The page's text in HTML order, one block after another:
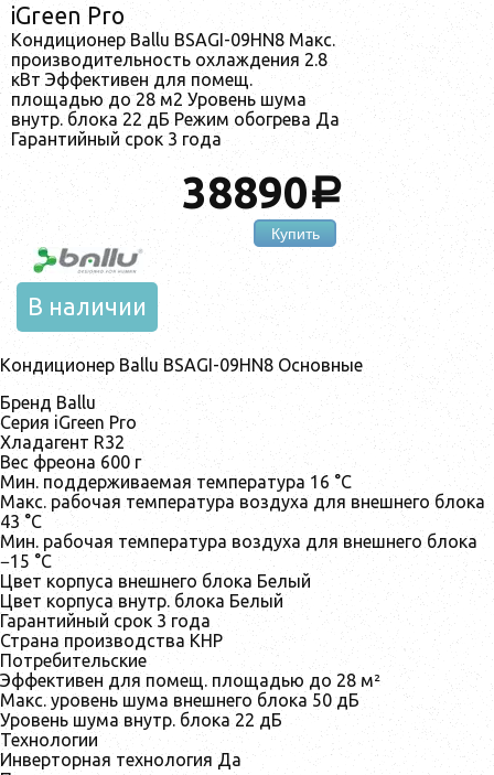
iGreen Pro
Кондиционер Ballu BSAGI-09HN8 Макс.
производительность охлаждения 2.8
кВт Эффективен для помещ.
площадью до 28 м2 Уровень шума
внутр. блока 22 дБ Режим обогрева Да
Гарантийный срок 3 года
38890a
Купить
В наличии
Кондиционер Ballu BSAGI-09HN8 Основные
Бренд Ballu
Серия iGreen Pro
Хладагент R32
Вес фреона 600 г
Мин. поддерживаемая температура 16 °С
Макс. рабочая температура воздуха для внешнего блока
43 °С
Мин. рабочая температура воздуха для внешнего блока
−15 °С
Цвет корпуса внешнего блока Белый
Цвет корпуса внутр. блока Белый
Гарантийный срок 3 года
Страна производства КНР
Потребительские
Эффективен для помещ. площадью до 28 м²
Макс. уровень шума внешнего блока 50 дБ
Уровень шума внутр. блока 22 дБ
Технологии
Инверторная технология Да